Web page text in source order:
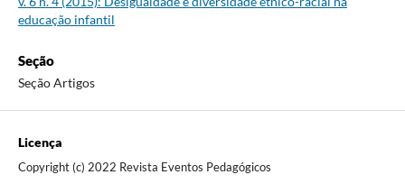
educação infantil
Seção
Seção Artigos
Licença
Copyright (c) 2022 Revista Eventos Pedagógicos